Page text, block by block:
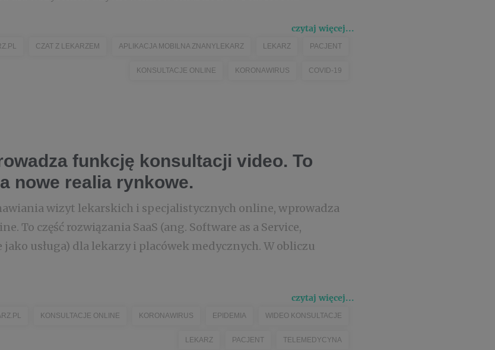
czytaj więcej...
CZAT Z LEKARZEM APLIKACJA MOBILNA ZNANYLEKARZ LEKARZ PACJENT
KONSULTACJE ONLINE KORONAWIRUS COVID-19
funkcję konsultacji video. To
nowe realia rynkowe.
wizyt lekarskich i specjalistycznych online, wprowadza
To część rozwiązania SaaS (ang. Software as a Service,
usługa) dla lekarzy i placówek medycznych. W obliczu
czytaj więcej...
KONSULTACJE ONLINE KORONAWIRUS EPIDEMIA WIDEO KONSULTACJE
LEKARZ PACJENT TELEMEDYCYNA